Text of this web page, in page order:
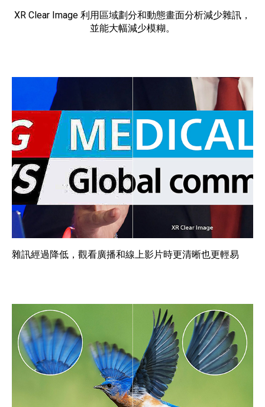
XR Clear Image 利用區域劃分和動態畫面分析減少雜訊，
並能大幅減少模糊。
雜訊經過降低，觀看廣播和線上影片時更清晰也更輕易